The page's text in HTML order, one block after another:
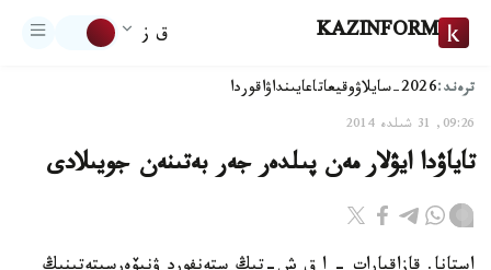
KAZINFORM ق ز
ترەند:2026-سايلاۋ وقيعاتاعايىنداۋاقوردا
09:26, 31 شىلدە 2014
تاياۋدا ايۋلار مەن پىلدەر جەر بەتىنەن جويىلادى